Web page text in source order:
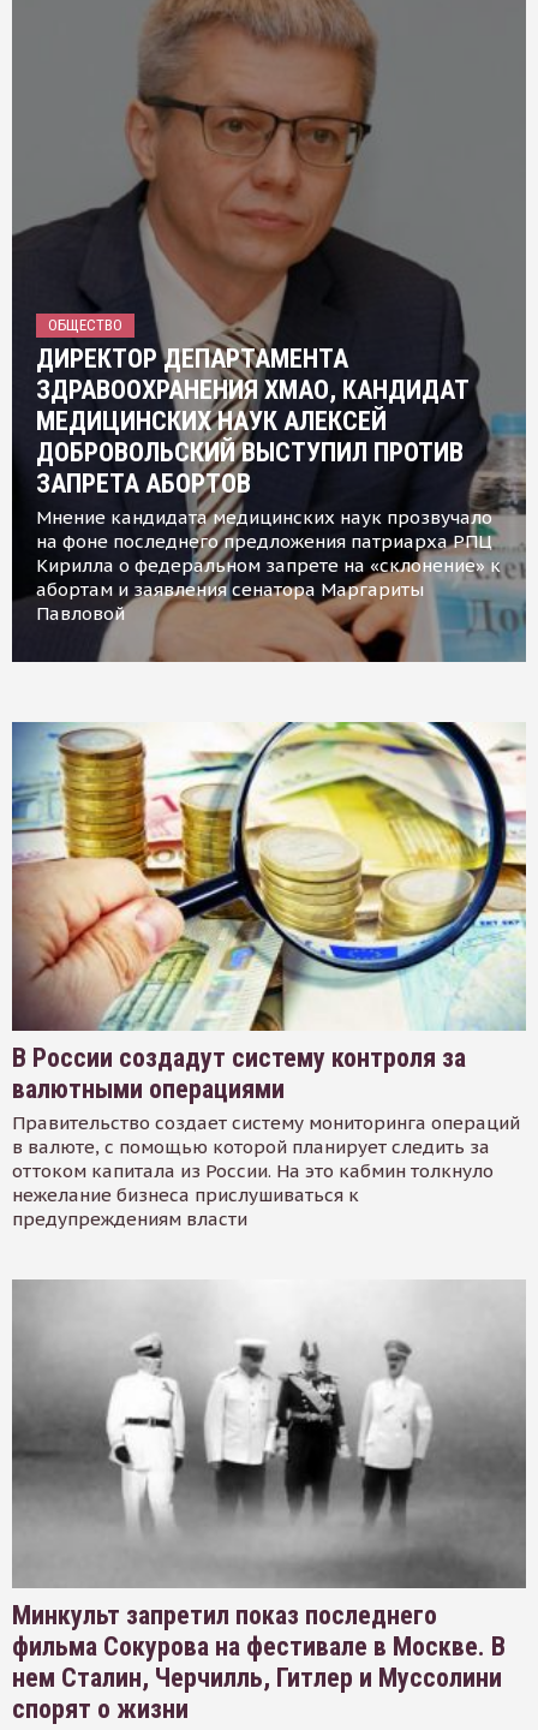
ОБЩЕСТВО
ДИРЕКТОР ДЕПАРТАМЕНТА
ЗДРАВООХРАНЕНИЯ ХМАО, КАНДИДАТ
МЕДИЦИНСКИХ НАУК АЛЕКСЕЙ
ДОБРОВОЛЬСКИЙ ВЫСТУПИЛ ПРОТИВ
ЗАПРЕТА АБОРТОВ
Мнение кандидата медицинских наук прозвучало
на фоне последнего предложения патриарха РПЦ
Кирилла о федеральном запрете на «склонение» к
абортам и заявления сенатора Маргариты
Павловой
В России создадут систему контроля за
валютными операциями
Правительство создает систему мониторинга операций
в валюте, с помощью которой планирует следить за
оттоком капитала из России. На это кабмин толкнуло
нежелание бизнеса прислушиваться к
предупреждениям власти
Минкульт запретил показ последнего
фильма Сокурова на фестивале в Москве. В
нем Сталин, Черчилль, Гитлер и Муссолини
спорят о жизни